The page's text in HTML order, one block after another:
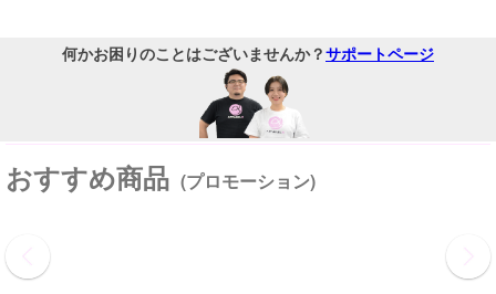
何かお困りのことはございませんか？サポートページ
おすすめ商品 (プロモーション)